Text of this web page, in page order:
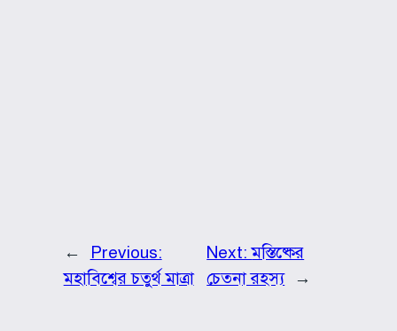
←
Previous:
মহাবিশ্বের চতুর্থ মাত্রা
Next:মস্তিষ্কের
চেতনা রহস্য →